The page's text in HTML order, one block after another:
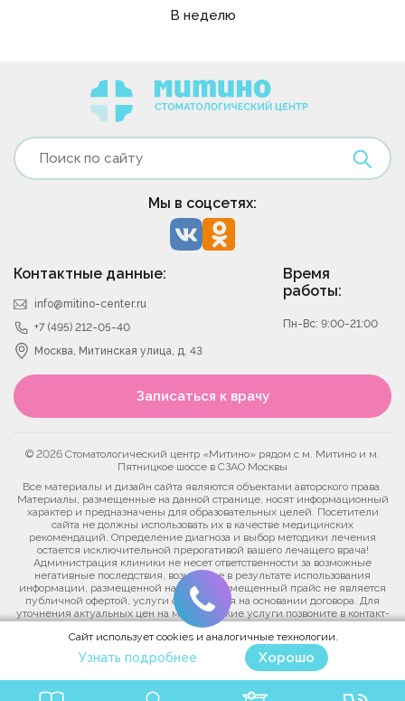
В неделю
Контактные данные:
info@mitino-center.ru
+7 (495) 212-05-40
Москва, Митинская улица, д. 43
Время
работы:
Пн-Вс: 9:00-21:00
Мы в соцсетях:
Записаться к врачу
© 2026 Стоматологический центр «Митино» рядом с м. Митино и м.
Пятницкое шоссе в СЗАО Москвы
Все материалы и дизайн сайта являются объектами авторского права.
Материалы, размещенные на данной странице, носят информационный
характер и предназначены для образовательных целей. Посетители
сайта не должны использовать их в качестве медицинских
рекомендаций. Определение диагноза и выбор методики лечения
остается исключительной прерогативой вашего лечащего врача!
Администрация клиники не несет ответственности за возможные
негативные последствия, возникшие в результате использования
информации, размещенной на сайте. Размещенный прайс не является
публичной офертой, услуги оказываются на основании договора. Для
уточнения актуальных цен на медицинские услуги позвоните в контакт-
центр клиники.
Политика конфиденциальности
Сайт использует cookies и аналогичные технологии.
Узнать подробнее Хорошо